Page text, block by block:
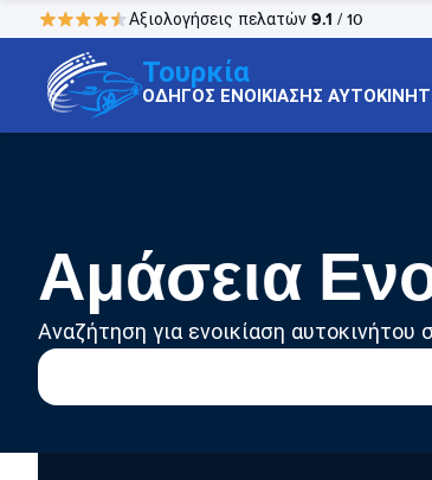
Αξιολογήσεις πελατών 9.1 / 10
Τουρκία
ΟΔΗΓΟΣ ΕΝΟΙΚΙΑΣΗΣ
Αμάσεια
Αναζήτηση για ενοικίαση αυτοκινήτου